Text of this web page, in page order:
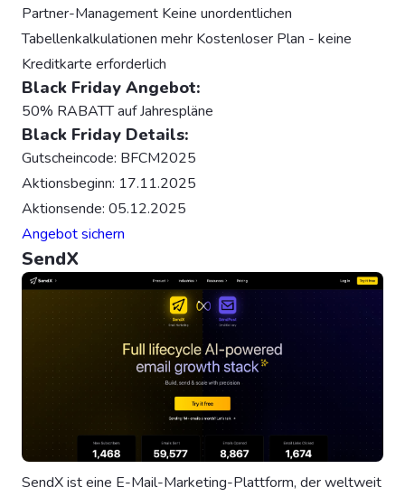
Partner-Management Keine unordentlichen
Tabellenkalkulationen mehr Kostenloser Plan - keine
Kreditkarte erforderlich
Black Friday Angebot:
50% RABATT auf Jahrespläne
Black Friday Details:
Gutscheincode: BFCM2025
Aktionsbeginn: 17.11.2025
Aktionsende: 05.12.2025
Angebot sichern
SendX
SendX ist eine E-Mail-Marketing-Plattform, der weltweit